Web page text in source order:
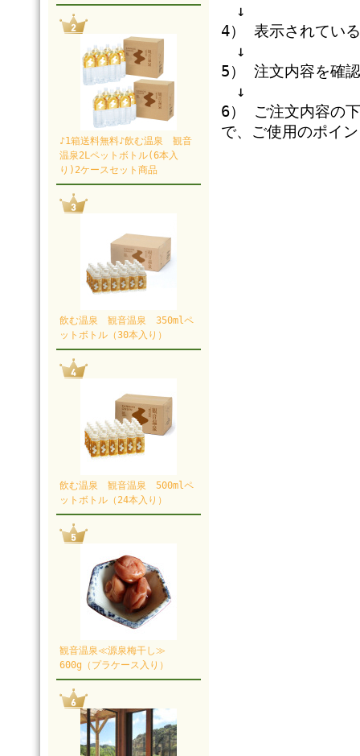
♪1箱送料無料♪飲む温泉 観音
温泉2Lペットボトル(6本入
り)2ケースセット商品
飲む温泉 観音温泉 350mlペ
ットボトル（30本入り）
飲む温泉 観音温泉 500mlペ
ットボトル（24本入り）
観音温泉≪源泉梅干し≫
600g（プラケース入り）
↓
4） 表示されてい
↓
5） 注文内容を確
↓
6） ご注文内容の
で、ご使用のポイ